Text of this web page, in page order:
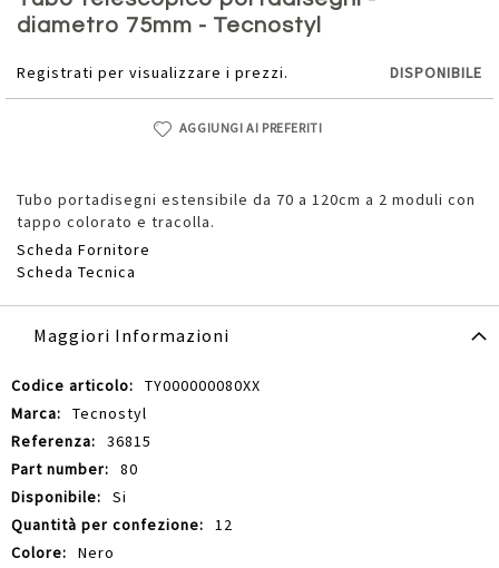
diametro 75mm - Tecnostyl
Registrati per visualizzare i prezzi. DISPONIBILE
AGGIUNGI AI PREFERITI
Tubo portadisegni estensibile da 70 a 120cm a 2 moduli con
tappo colorato e tracolla.
Scheda Fornitore
Scheda Tecnica
della
galleria
immagini
Maggiori Informazioni
Maggiori
Informazioni
TY000000080XX
Tecnostyl
36815
80
Si
12
Nero